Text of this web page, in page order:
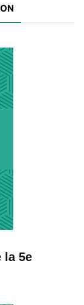
la 5e